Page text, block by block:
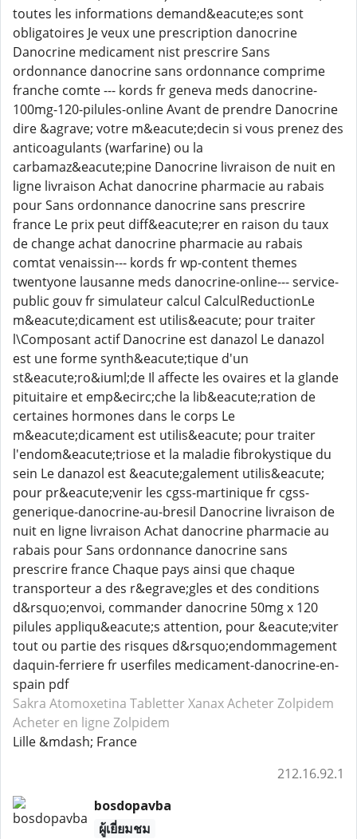
toutes les informations demand&eacute;es sont
obligatoires Je veux une prescription danocrine
Danocrine medicament nist prescrire Sans
ordonnance danocrine sans ordonnance comprime
franche comte --- kords fr geneva meds danocrine-
100mg-120-pilules-online Avant de prendre Danocrine
dire &agrave; votre m&eacute;decin si vous prenez des
anticoagulants (warfarine) ou la
carbamaz&eacute;pine Danocrine livraison de nuit en
ligne livraison Achat danocrine pharmacie au rabais
pour Sans ordonnance danocrine sans prescrire
france Le prix peut diff&eacute;rer en raison du taux
de change achat danocrine pharmacie au rabais
comtat venaissin--- kords fr wp-content themes
twentyone lausanne meds danocrine-online--- service-
public gouv fr simulateur calcul CalculReductionLe
m&eacute;dicament est utilis&eacute; pour traiter
l\Composant actif Danocrine est danazol Le danazol
est une forme synth&eacute;tique d'un
st&eacute;ro&iuml;de Il affecte les ovaires et la glande
pituitaire et emp&ecirc;che la lib&eacute;ration de
certaines hormones dans le corps Le
m&eacute;dicament est utilis&eacute; pour traiter
l'endom&eacute;triose et la maladie fibrokystique du
sein Le danazol est &eacute;galement utilis&eacute;
pour pr&eacute;venir les cgss-martinique fr cgss-
generique-danocrine-au-bresil Danocrine livraison de
nuit en ligne livraison Achat danocrine pharmacie au
rabais pour Sans ordonnance danocrine sans
prescrire france Chaque pays ainsi que chaque
transporteur a des r&egrave;gles et des conditions
d&rsquo;envoi, commander danocrine 50mg x 120
pilules appliqu&eacute;s attention, pour &eacute;viter
tout ou partie des risques d&rsquo;endommagement
daquin-ferriere fr userfiles medicament-danocrine-en-
spain pdf
Sakra Atomoxetina Tabletter XanaxAcheter Zolpidem
Acheter en ligne Zolpidem
Lille &mdash; France
212.16.92.1
bosdopavba
ผู้เยี่ยมชม